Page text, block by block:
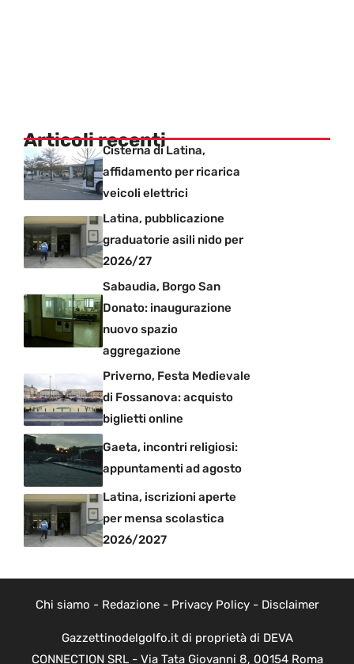
Articoli recenti
Cisterna di Latina,
affidamento per ricarica
veicoli elettrici
Latina, pubblicazione
graduatorie asili nido per
2026/27
Sabaudia, Borgo San
Donato: inaugurazione
nuovo spazio
aggregazione
Priverno, Festa Medievale
di Fossanova: acquisto
biglietti online
Gaeta, incontri religiosi:
appuntamenti ad agosto
Latina, iscrizioni aperte
per mensa scolastica
2026/2027
Chi siamo - Redazione- Privacy Policy- Disclaimer
Gazzettinodelgolfo.it di proprietà di DEVA
CONNECTION SRL - Via Tata Giovanni 8, 00154 Roma